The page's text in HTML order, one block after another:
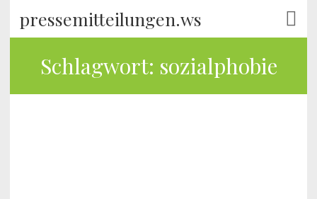
pressemitteilungen.ws
Schlagwort: sozialphobie